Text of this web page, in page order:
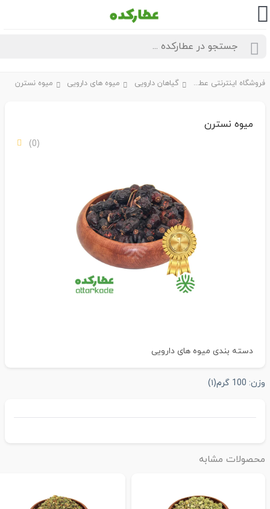
فروشگاه اینترنتی عطارکده گیاهان دارویی میوه های دارویی میوه نسترن
میوه نسترن
دسته بندیمیوه های دارویی
100 گرم (۱)
مشابه